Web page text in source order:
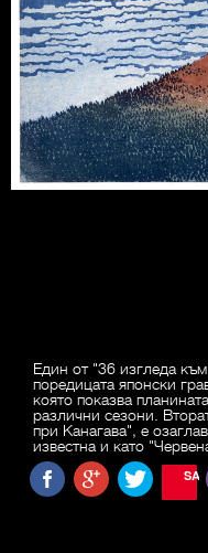
Един от "36 изгледа
поредицата японски
която показва
различни сезони.
при Канагава", е
известна и като
SAVE